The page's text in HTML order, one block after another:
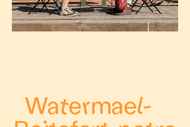
Watermael-